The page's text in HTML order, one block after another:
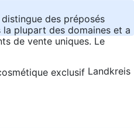
des préposés
plupart des domaines et a
de vente uniques. Le
Landkreis